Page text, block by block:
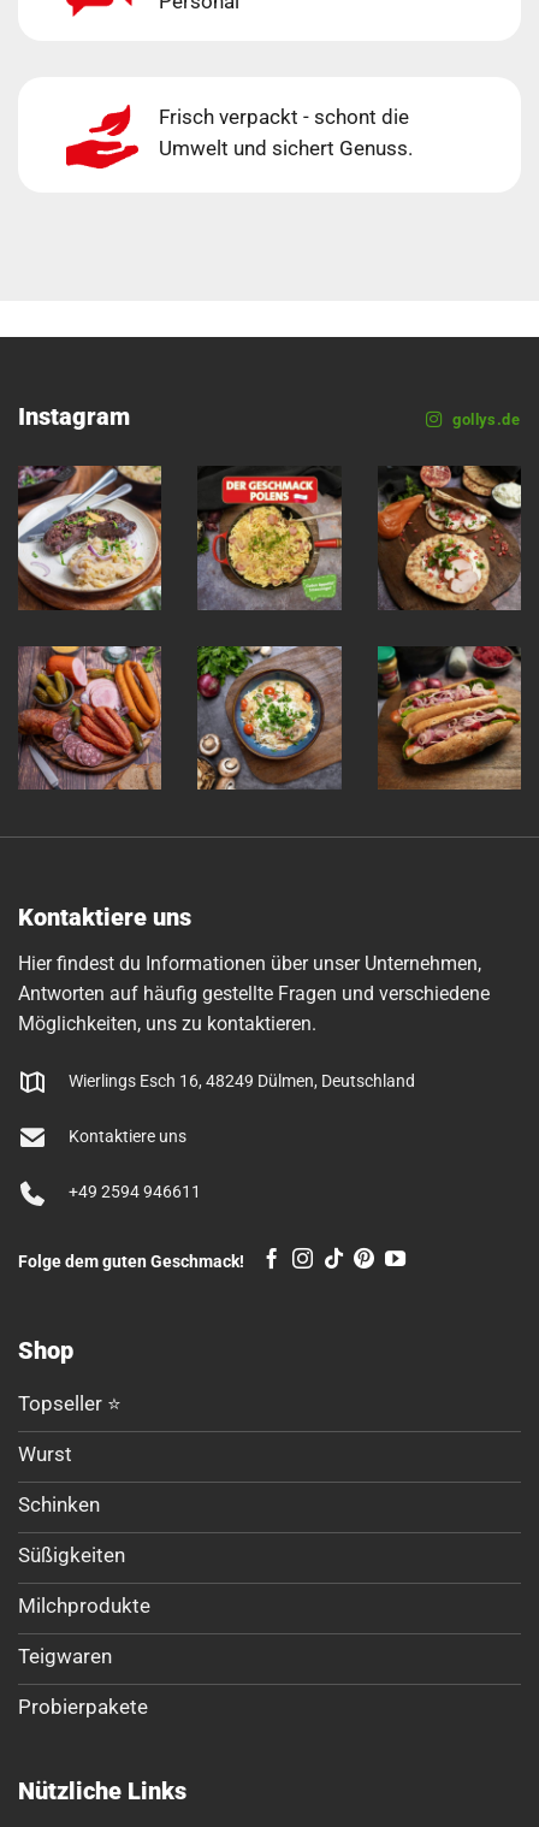
Frisch verpackt - schont die
Umwelt und sichert Genuss.
Instagram gollys.de
Kontaktiere uns
Hier findest du Informationen über unser Unternehmen,
Antworten auf häufig gestellte Fragen und verschiedene
Möglichkeiten, uns zu kontaktieren.
Wierlings Esch 16, 48249 Dülmen, Deutschland
Kontaktiere uns
+49 2594 946611
Folge dem guten Geschmack!
Shop
Topseller ⭐
Wurst
Schinken
Süßigkeiten
Milchprodukte
Teigwaren
Probierpakete
Nützliche Links